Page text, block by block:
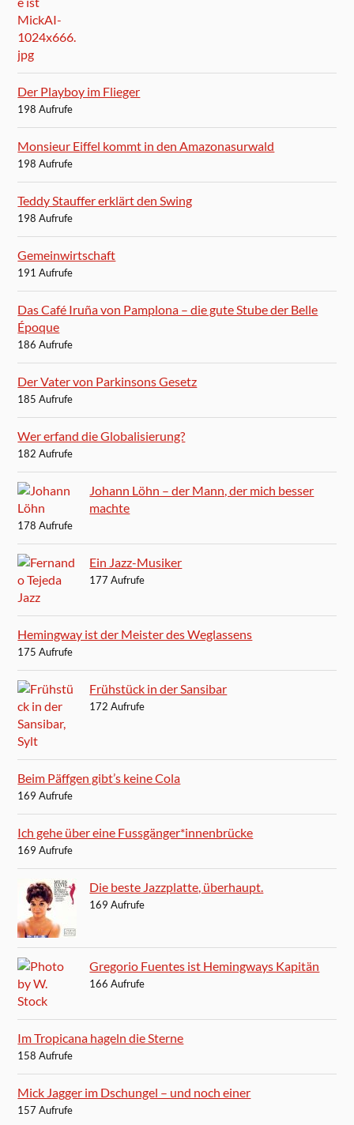
Der Playboy im Flieger
198 Aufrufe
Monsieur Eiffel kommt in den Amazonasurwald
198 Aufrufe
Teddy Stauffer erklärt den Swing
198 Aufrufe
Gemeinwirtschaft
191 Aufrufe
Das Café Iruña von Pamplona – die gute Stube der Belle
Époque
186 Aufrufe
Der Vater von Parkinsons Gesetz
185 Aufrufe
Wer erfand die Globalisierung?
182 Aufrufe
Johann Löhn – der Mann, der mich besser
machte
178 Aufrufe
Ein Jazz-Musiker
177 Aufrufe
Hemingway ist der Meister des Weglassens
175 Aufrufe
Frühstück in der Sansibar
172 Aufrufe
Beim Päffgen gibt’s keine Cola
169 Aufrufe
Ich gehe über eine Fussgänger*innenbrücke
169 Aufrufe
Die beste Jazzplatte, überhaupt.
169 Aufrufe
Gregorio Fuentes ist Hemingways Kapitän
166 Aufrufe
Im Tropicana hageln die Sterne
158 Aufrufe
Mick Jagger im Dschungel – und noch einer
157 Aufrufe